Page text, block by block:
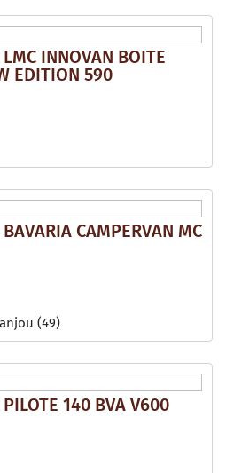
INNOVAN BOITE
EDITION 590
CAMPERVAN MC
(49)
140 BVA V600